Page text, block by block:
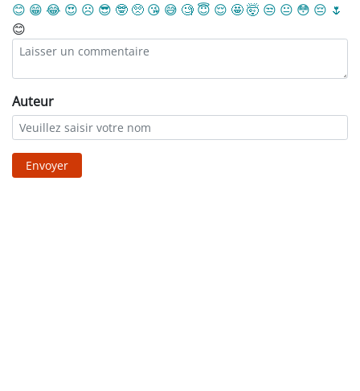
😊 😁 😂 😍 ☹️ 😎 🤓 🥺 😘 😅 🧐 😇 😌 🤩🤯 😒 😐 😳 😔 🌷
😊
Auteur
Envoyer